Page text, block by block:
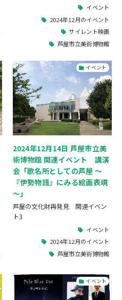
イベント
2024年12月のイベント
サイレント映画
芦屋市立美術博物館
イベント
2024年12月14日 芦屋市立美
術博物館 関連イベント 講演
会「歌名所としての芦屋 ～
『伊勢物語』にみる絵画表現
～」
芦屋の文化財再発見 関連イベン
ト3
イベント
2024年12月のイベント
芦屋市立美術博物館
イベント